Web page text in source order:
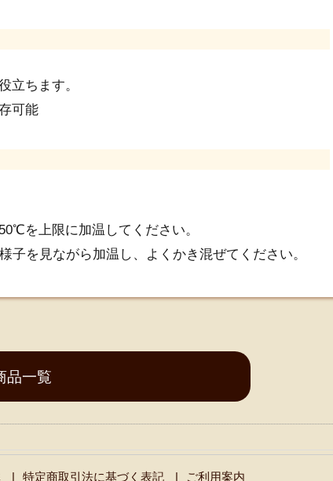
立ちます。
可能
を上限に加温してください。
を見ながら加温し、よくかき混ぜてください。
品一覧
特定商取引法に基づく表記 ご利用案内